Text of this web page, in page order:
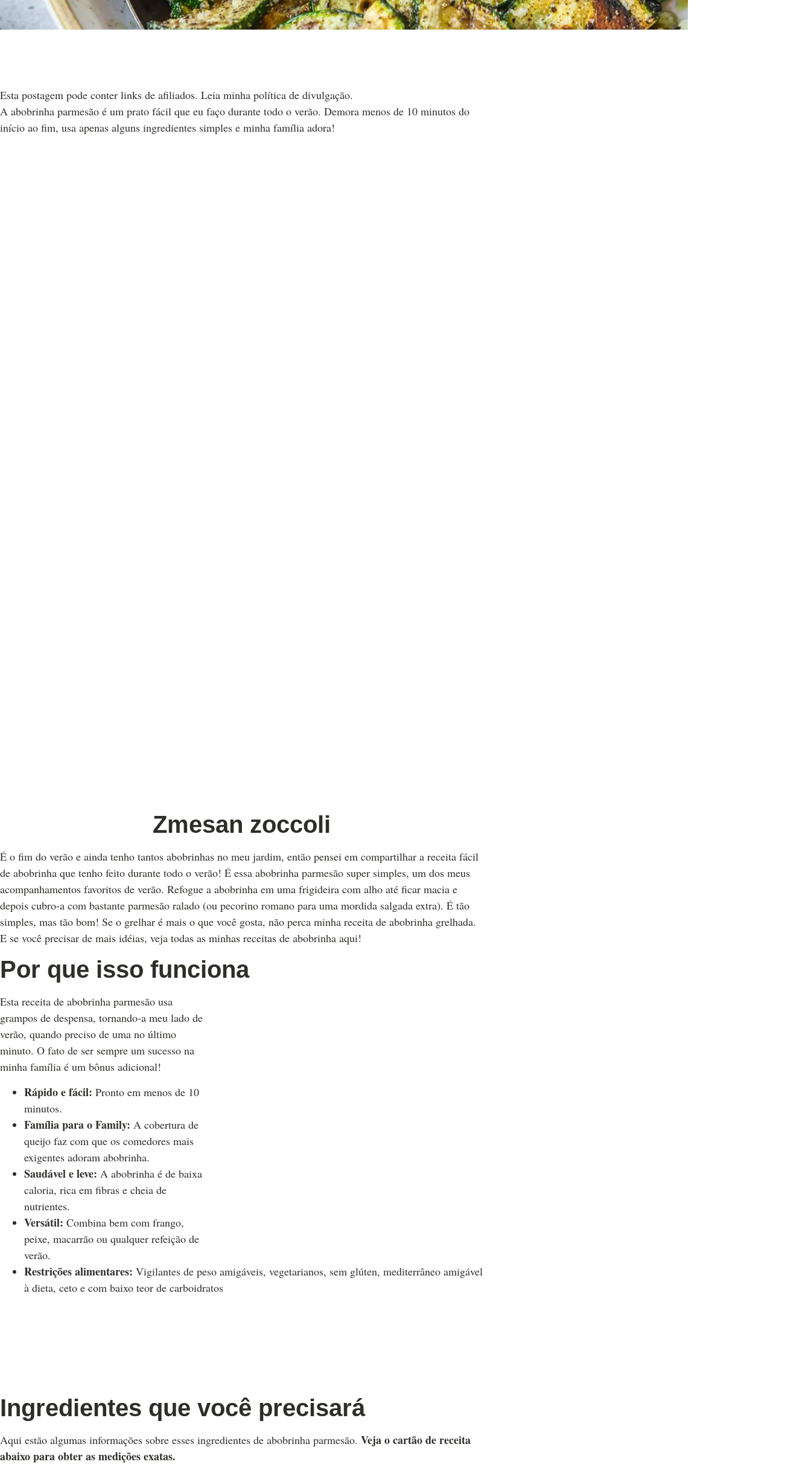
Esta postagem pode conter links de afiliados. Leia minha política de divulgação.
A abobrinha parmesão é um prato fácil que eu faço durante todo o verão. Demora menos de 10 minutos do
início ao fim, usa apenas alguns ingredientes simples e minha família adora!
Zmesan zoccoli
É o fim do verão e ainda tenho tantos abobrinhas no meu jardim, então pensei em compartilhar a receita fácil
de abobrinha que tenho feito durante todo o verão! É essa abobrinha parmesão super simples, um dos meus
acompanhamentos favoritos de verão. Refogue a abobrinha em uma frigideira com alho até ficar macia e
depois cubro-a com bastante parmesão ralado (ou pecorino romano para uma mordida salgada extra). É tão
simples, mas tão bom! Se o grelhar é mais o que você gosta, não perca minha receita de abobrinha grelhada.
E se você precisar de mais idéias, veja todas as minhas receitas de abobrinha aqui!
Por que isso funciona
Esta receita de abobrinha parmesão usa
grampos de despensa, tornando-a meu lado de
verão, quando preciso de uma no último
minuto. O fato de ser sempre um sucesso na
minha família é um bônus adicional!
Rápido e fácil: Pronto em menos de 10
minutos.
Família para o Family: A cobertura de
queijo faz com que os comedores mais
exigentes adoram abobrinha.
Saudável e leve: A abobrinha é de baixa
caloria, rica em fibras e cheia de
nutrientes.
Versátil: Combina bem com frango,
peixe, macarrão ou qualquer refeição de
verão.
Restrições alimentares: Vigilantes de peso amigáveis, vegetarianos, sem glúten, mediterrâneo amigável
à dieta, ceto e com baixo teor de carboidratos
Ingredientes que você precisará
Aqui estão algumas informações sobre esses ingredientes de abobrinha parmesão. Veja o cartão de receita
abaixo para obter as medições exatas.